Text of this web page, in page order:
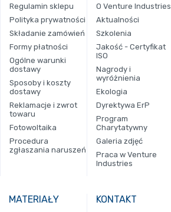
Regulamin sklepu
Polityka prywatności
Składanie zamówień
Formy płatności
Ogólne warunki
dostawy
Sposoby i koszty
dostawy
Reklamacje i zwrot
towaru
Fotowoltaika
Procedura
zgłaszania naruszeń
O Venture Industries
Aktualności
Szkolenia
Jakość - Certyfikat
ISO
Nagrody i
wyróżnienia
Ekologia
Dyrektywa ErP
Program
Charytatywny
Galeria zdjęć
Praca w Venture
Industries
MATERIAŁY KONTAKT